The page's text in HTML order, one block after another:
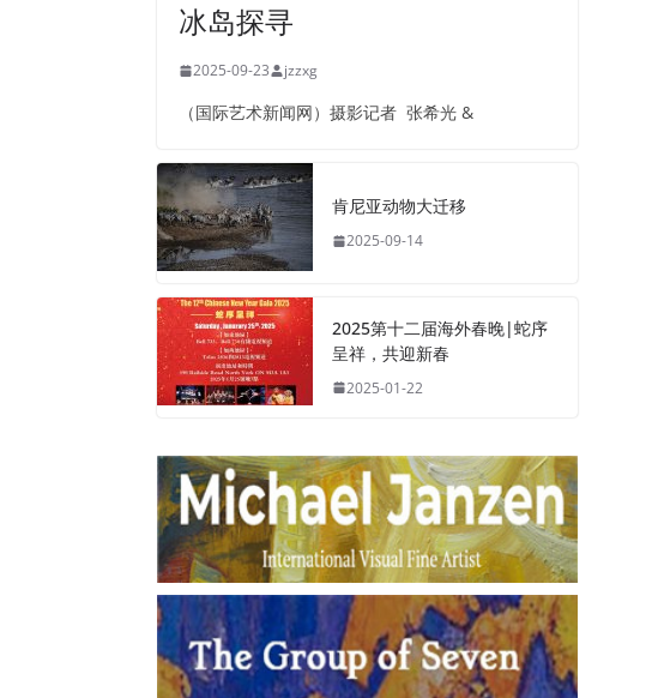
冰岛探寻
2025-09-23 jzzxg
（国际艺术新闻网）摄影记者 张希光 &
肯尼亚动物大迁移
2025-09-14
2025第十二届海外春晚|蛇序
呈祥，共迎新春
2025-01-22